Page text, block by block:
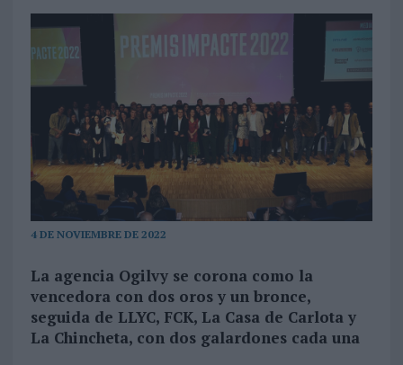
4 DE NOVIEMBRE DE 2022
La agencia Ogilvy se corona como la
vencedora con dos oros y un bronce,
seguida de LLYC, FCK​, La Casa de Carlota y
La Chincheta, con dos galardones cada una